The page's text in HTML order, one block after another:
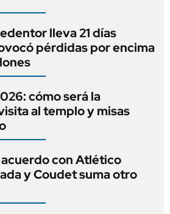
lleva 21 días
pérdidas por encima
cómo será la
al templo y misas
con Atlético
y Coudet suma otro